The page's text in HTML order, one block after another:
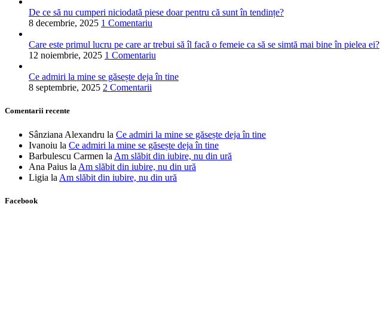
De ce să nu cumperi niciodată piese doar pentru că sunt în tendințe?
8 decembrie, 2025 1 Comentariu
Care este primul lucru pe care ar trebui să îl facă o femeie ca să se simtă mai bine în pielea ei?
12 noiembrie, 2025 1 Comentariu
Ce admiri la mine se găsește deja în tine
8 septembrie, 2025 2 Comentarii
Comentarii recente
Sânziana Alexandru la Ce admiri la mine se găsește deja în tine
Ivanoiu la Ce admiri la mine se găsește deja în tine
Barbulescu Carmen la Am slăbit din iubire, nu din ură
Ana Paius la Am slăbit din iubire, nu din ură
Ligia la Am slăbit din iubire, nu din ură
Facebook